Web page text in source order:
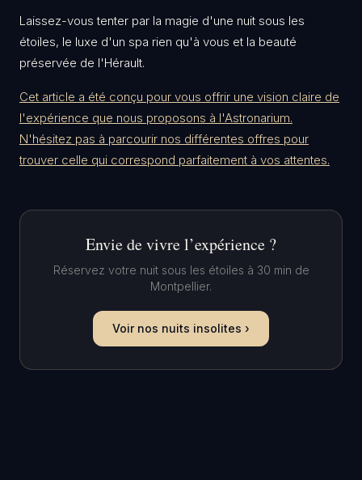
​Laissez-vous tenter par la magie d'une nuit sous les
étoiles, le luxe d'un spa rien qu'à vous et la beauté
préservée de l'Hérault.
Cet article a été conçu pour vous offrir une vision claire de
l'expérience que nous proposons à l'Astronarium.
N'hésitez pas à parcourir nos différentes offres pour
trouver celle qui correspond parfaitement à vos attentes.
Envie de vivre l’expérience ?
Réservez votre nuit sous les étoiles à 30 min de
Montpellier.
Voir nos nuits insolites ›